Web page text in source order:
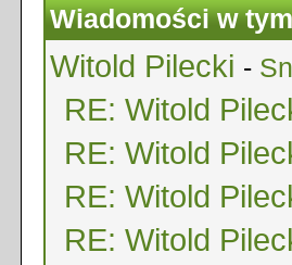
Wiadomości w
Witold Pilecki -
RE: Witold
RE: Witold
RE: Witold
RE: Witold